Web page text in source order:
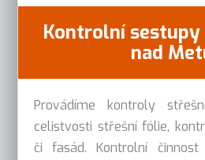
Kontrolní sestupy
nad
Provádíme kontroly
celistvosti střešní fólie,
či fasád. Kontrolní činnost